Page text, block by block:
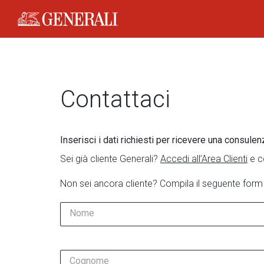
Generali Logo
Contattaci
Inserisci i dati richiesti per ricevere una
Sei già cliente Generali? Accedi all’Area Clienti e
Non sei ancora cliente? Compila il seguente form
Nome
Cognome